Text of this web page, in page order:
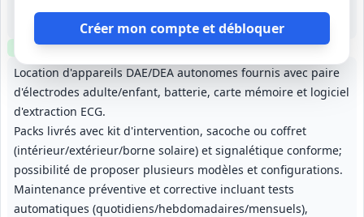
Créer mon compte et débloquer
Location d'appareils DAE/DEA autonomes fournis avec paire
d'électrodes adulte/enfant, batterie, carte mémoire et logiciel
d'extraction ECG.
Packs livrés avec kit d'intervention, sacoche ou coffret
(intérieur/extérieur/borne solaire) et signalétique conforme;
possibilité de proposer plusieurs modèles et configurations.
Maintenance préventive et corrective incluant tests
automatiques (quotidiens/hebdomadaires/mensuels),
4 ans (01/10/2026 au 01/10/2030)
Clause environnementale